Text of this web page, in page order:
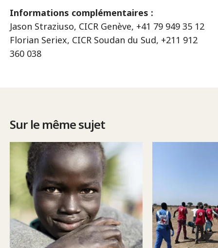
Informations complémentaires :
Jason Straziuso, CICR Genève, +41 79 949 35 12
Florian Seriex, CICR Soudan du Sud, +211 912
360 038
Sur le même sujet